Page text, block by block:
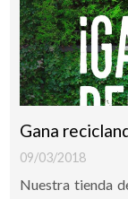
Gana
09/03/2018
Nuestra tienda